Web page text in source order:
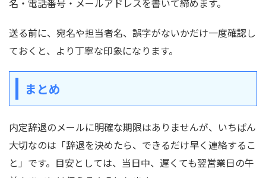
名・電話番号・メールアドレスを書いて締めます。
送る前に、宛名や担当者名、誤字がないかだけ一度確認し
ておくと、より丁寧な印象になります。
まとめ
内定辞退のメールに明確な期限はありませんが、いちばん
大切なのは「辞退を決めたら、できるだけ早く連絡するこ
と」です。目安としては、当日中、遅くても翌営業日の午